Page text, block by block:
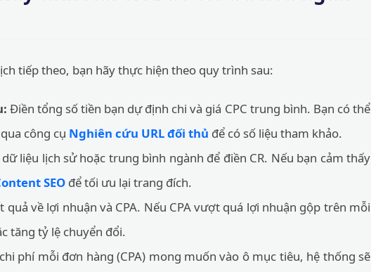
tiếp theo, bạn hãy thực hiện theo quy trình sau:
Điền tổng số tiền bạn dự định chi và giá CPC trung bình. Bạn có thể
công cụ Nghiên cứu URL đối thủ để có số liệu tham khảo.
liệu lịch sử hoặc trung bình ngành để điền CR. Nếu bạn cảm thấy
SEO để tối ưu lại trang đích.
quả về lợi nhuận và CPA. Nếu CPA vượt quá lợi nhuận gộp trên mỗi
tăng tỷ lệ chuyển đổi.
phí mỗi đơn hàng (CPA) mong muốn vào ô mục tiêu, hệ thống sẽ